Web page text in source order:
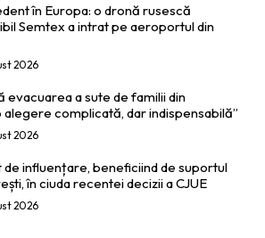
în Europa: o dronă rusescă
Semtex a intrat pe aeroportul din
2026
evacuarea a sute de familii din
alegere complicată, dar indispensabilă”
2026
de influențare, beneficiind de suportul
în ciuda recentei decizii a CJUE
2026